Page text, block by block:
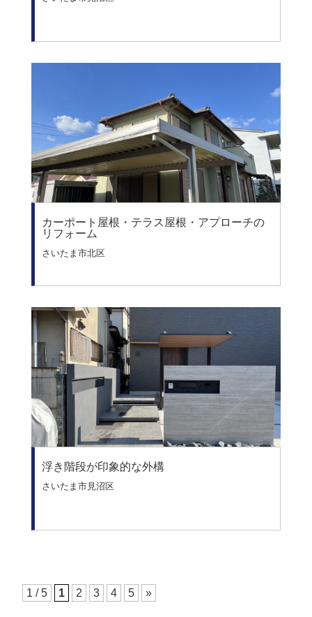
カーポート屋根・テラス屋根・アプローチの
リフォーム
さいたま市北区
浮き階段が印象的な外構
さいたま市見沼区
1 / 5 1 2 3 4 5 »